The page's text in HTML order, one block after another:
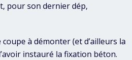
pour son dernier dép,
à démonter (et d’ailleurs la
instauré la fixation béton.